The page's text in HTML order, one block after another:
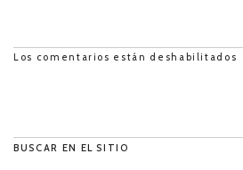
Los comentarios están deshabilitados
BUSCAR EN EL SITIO